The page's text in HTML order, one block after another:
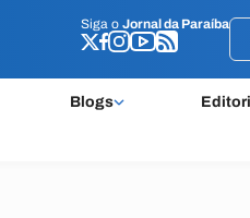
Siga o Jornal da Paraíba
Blogs
Siga o Jornal da Paraíba